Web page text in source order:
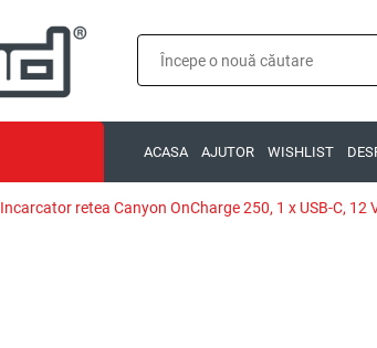
ACASA AJUTOR WISHLIST
Incarcator retea Canyon OnCharge 250, 1 x USB-C, 12